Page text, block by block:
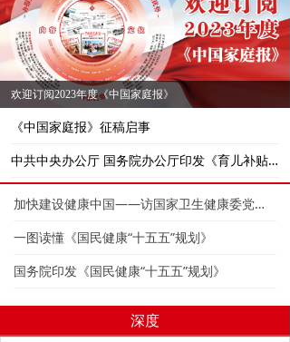
欢迎订阅2023年度《中国家庭报》
《中国家庭报》征稿启事
中共中央办公厅 国务院办公厅印发《育儿补贴制度实施方案》
加快建设健康中国——访国家卫生健康委党组书记、主任雷海潮
一图读懂《国民健康“十五五”规划》
国务院印发《国民健康“十五五”规划》
深度